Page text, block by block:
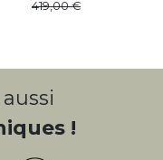
419,00
!